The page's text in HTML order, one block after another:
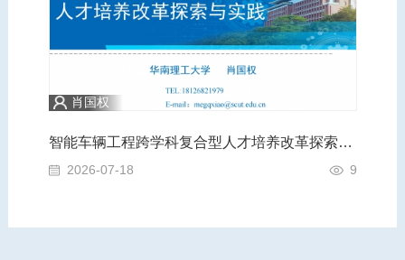
肖国权
智能车辆工程跨学科复合型人才培养改革探索与实践
2026-07-18 9